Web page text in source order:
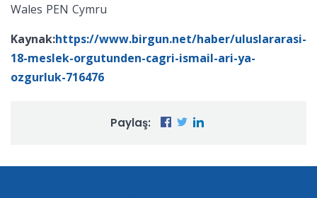
Wales PEN Cymru
Kaynak:https://www.birgun.net/haber/uluslararasi-
18-meslek-orgutunden-cagri-ismail-ari-ya-
ozgurluk-716476
Paylaş: